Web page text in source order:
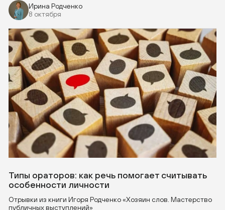
Ирина Родченко
8 октября
Типы ораторов: как речь помогает считывать
особенности личности
Отрывки из книги Игоря Родченко «Хозяин слов. Мастерство
публичных выступлений»